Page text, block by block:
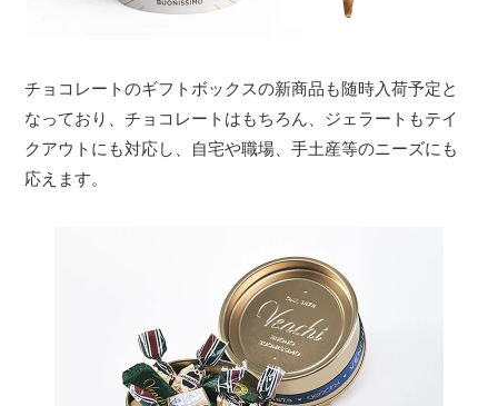
チョコレートのギフトボックスの新商品も随時入荷予定と
なっており、チョコレートはもちろん、ジェラートもテイ
クアウトにも対応し、自宅や職場、手土産等のニーズにも
応えます。